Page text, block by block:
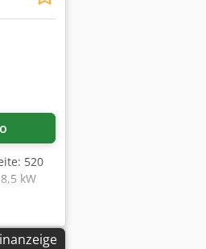
520
kW